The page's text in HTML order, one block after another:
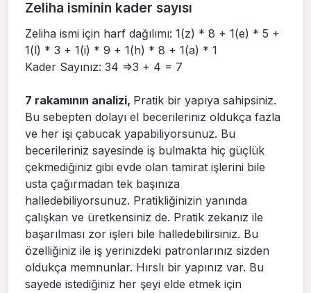
Zeliha isminin kader sayısı
Zeliha ismi için harf dağılımı: 1(z) * 8 + 1(e) * 5 +
1(l) * 3 + 1(i) * 9 + 1(h) * 8 + 1(a) * 1
Kader Sayınız: 34 =>3 + 4 = 7
7 rakamının analizi, Pratik bir yapıya sahipsiniz.
Bu sebepten dolayı el becerileriniz oldukça fazla
ve her işi çabucak yapabiliyorsunuz. Bu
becerileriniz sayesinde iş bulmakta hiç güçlük
çekmediğiniz gibi evde olan tamirat işlerini bile
usta çağırmadan tek başınıza
halledebiliyorsunuz. Pratikliğinizin yanında
çalışkan ve üretkensiniz de. Pratik zekanız ile
başarılması zor işleri bile halledebilirsiniz. Bu
özelliğiniz ile iş yerinizdeki patronlarınız sizden
oldukça memnunlar. Hırslı bir yapınız var. Bu
sayede istediğiniz her şeyi elde etmek için